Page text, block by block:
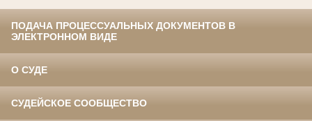
ПОДАЧА ПРОЦЕССУАЛЬНЫХ ДОКУМЕНТОВ В
ЭЛЕКТРОННОМ ВИДЕ
О СУДЕ
СУДЕЙСКОЕ СООБЩЕСТВО